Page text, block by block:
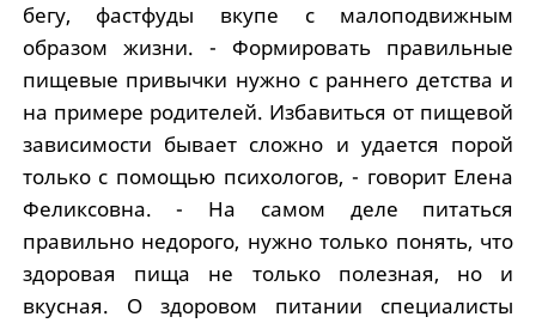
бегу, фастфуды вкупе с малоподвижным
образом жизни. - Формировать правильные
пищевые привычки нужно с раннего детства и
на примере родителей. Избавиться от пищевой
зависимости бывает сложно и удается порой
только с помощью психологов, - говорит Елена
Феликсовна. - На самом деле питаться
правильно недорого, нужно только понять, что
здоровая пища не только полезная, но и
вкусная. О здоровом питании специалисты